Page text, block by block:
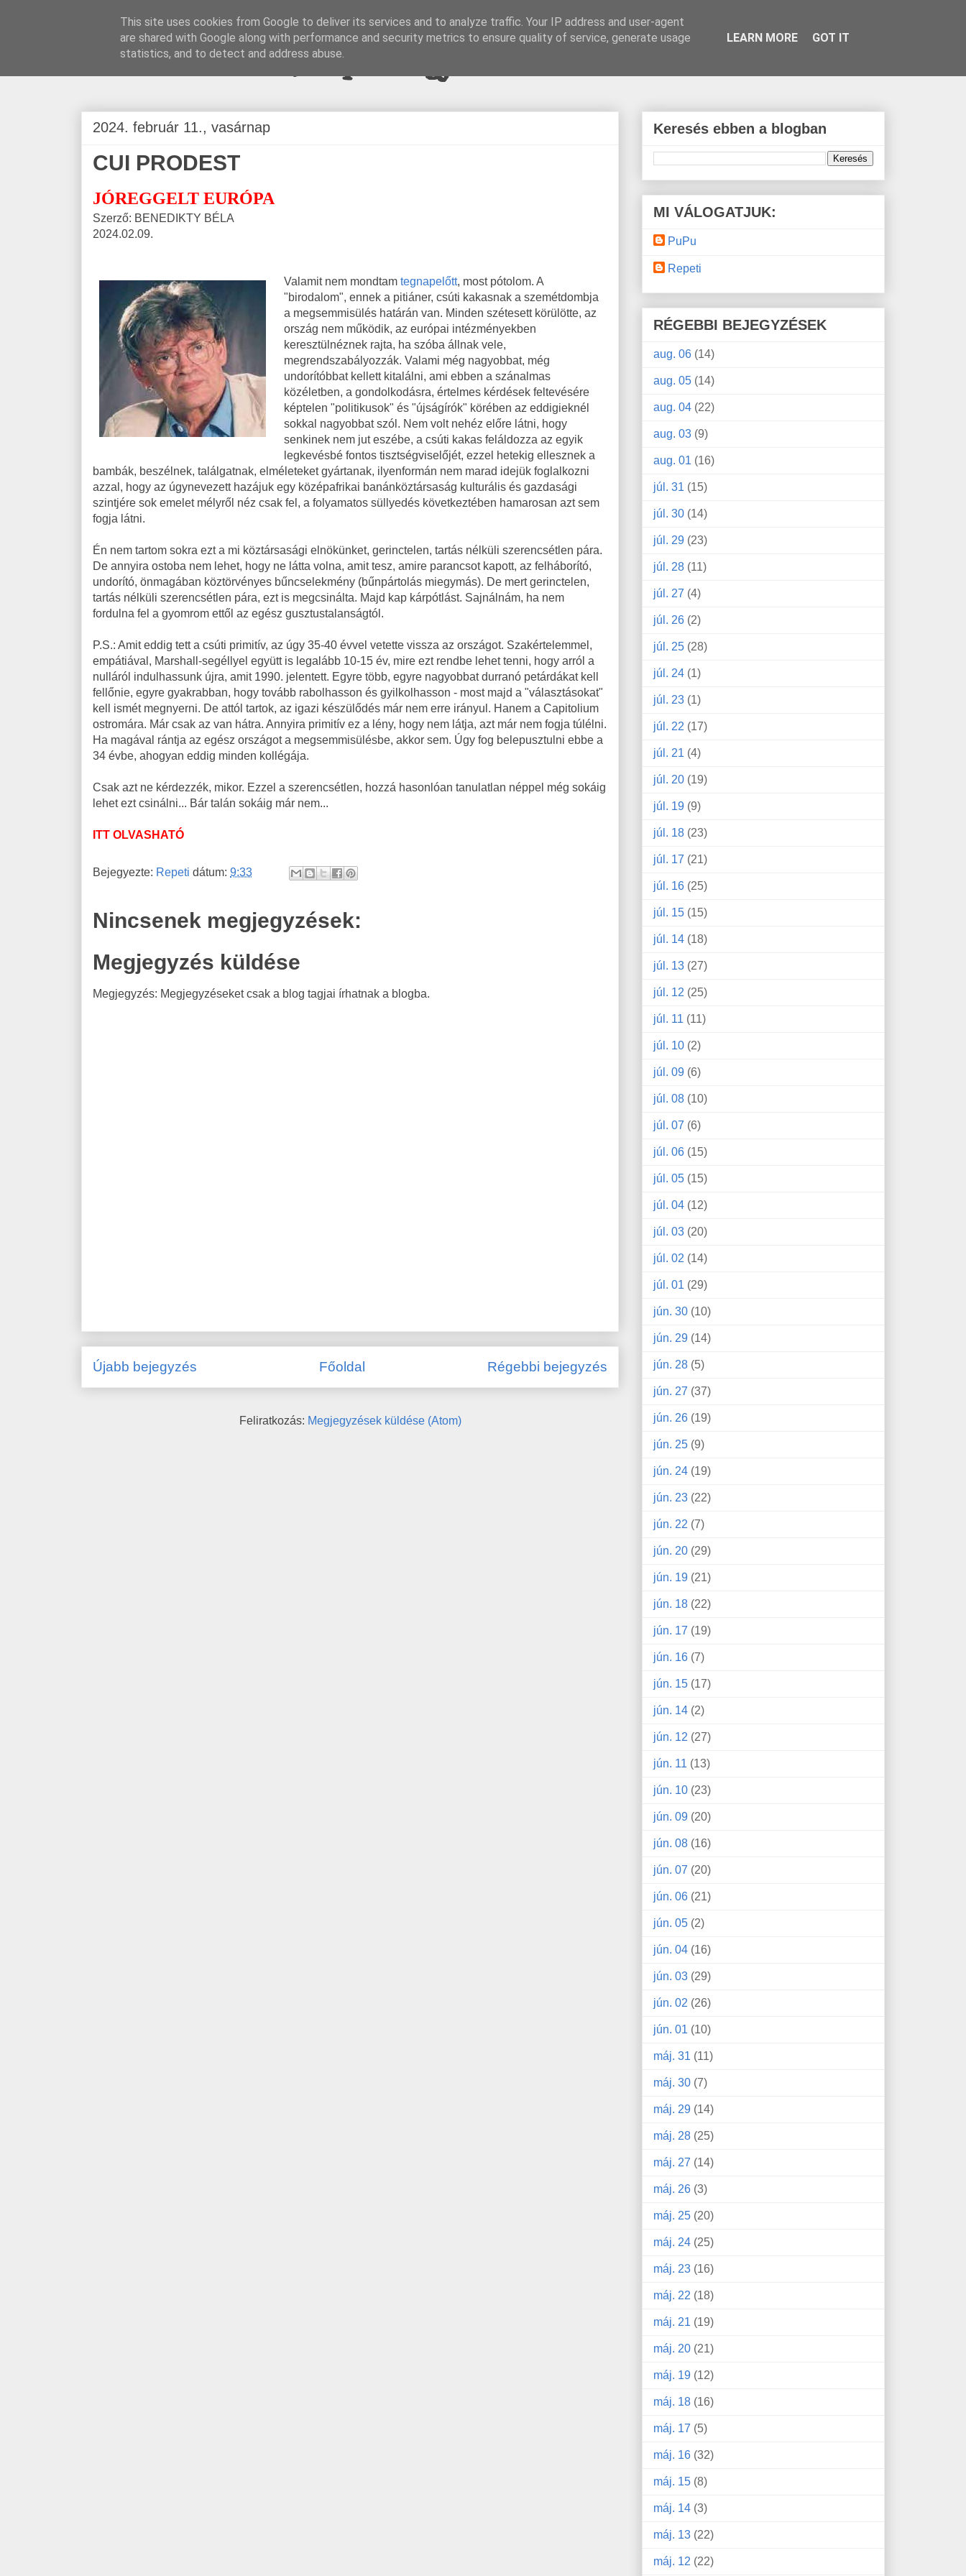
BLOGÁSZAT, napi blogjava
2024. február 11., vasárnap
CUI PRODEST
JÓREGGELT EURÓPA
Szerző: BENEDIKTY BÉLA
2024.02.09.
Valamit nem mondtam tegnapelőtt, most pótolom. A
"birodalom", ennek a pitiáner, csúti kakasnak a szemétdombja
a megsemmisülés határán van. Minden szétesett körülötte, az
ország nem működik, az európai intézményekben
keresztülnéznek rajta, ha szóba állnak vele,
megrendszabályozzák. Valami még nagyobbat, még
undorítóbbat kellett kitalálni, ami ebben a szánalmas
közéletben, a gondolkodásra, értelmes kérdések feltevésére
képtelen "politikusok" és "újságírók" körében az eddigieknél
sokkal nagyobbat szól. Nem volt nehéz előre látni, hogy
senkinek nem jut eszébe, a csúti kakas feláldozza az egyik
legkevésbé fontos tisztségviselőjét, ezzel hetekig ellesznek a
bambák, beszélnek, találgatnak, elméleteket gyártanak, ilyenformán nem marad idejük foglalkozni
azzal, hogy az úgynevezett hazájuk egy középafrikai banánköztársaság kulturális és gazdasági
szintjére sok emelet mélyről néz csak fel, a folyamatos süllyedés következtében hamarosan azt sem
fogja látni.
Én nem tartom sokra ezt a mi köztársasági elnökünket, gerinctelen, tartás nélküli szerencsétlen pára.
De annyira ostoba nem lehet, hogy ne látta volna, amit tesz, amire parancsot kapott, az felháborító,
undorító, önmagában köztörvényes bűncselekmény (bűnpártolás miegymás). De mert gerinctelen,
tartás nélküli szerencsétlen pára, ezt is megcsinálta. Majd kap kárpótlást. Sajnálnám, ha nem
fordulna fel a gyomrom ettől az egész gusztustalanságtól.
P.S.: Amit eddig tett a csúti primitív, az úgy 35-40 évvel vetette vissza az országot. Szakértelemmel,
empátiával, Marshall-segéllyel együtt is legalább 10-15 év, mire ezt rendbe lehet tenni, hogy arról a
nulláról indulhassunk újra, amit 1990. jelentett. Egyre több, egyre nagyobbat durranó petárdákat kell
fellőnie, egyre gyakrabban, hogy tovább rabolhasson és gyilkolhasson - most majd a "választásokat"
kell ismét megnyerni. De attól tartok, az igazi készülődés már nem erre irányul. Hanem a Capitolium
ostromára. Már csak az van hátra. Annyira primitív ez a lény, hogy nem látja, azt már nem fogja túlélni.
Ha magával rántja az egész országot a megsemmisülésbe, akkor sem. Úgy fog belepusztulni ebbe a
34 évbe, ahogyan eddig minden kollégája.
Csak azt ne kérdezzék, mikor. Ezzel a szerencsétlen, hozzá hasonlóan tanulatlan néppel még sokáig
lehet ezt csinálni... Bár talán sokáig már nem...
ITT OLVASHATÓ
Bejegyezte: Repeti dátum: 9:33
Nincsenek megjegyzések:
Megjegyzés küldése
Megjegyzés: Megjegyzéseket csak a blog tagjai írhatnak a blogba.
Újabb bejegyzés Régebbi bejegyzés
Főoldal
Feliratkozás: Megjegyzések küldése (Atom)
Keresés ebben a blogban
MI VÁLOGATJUK:
PuPu
Repeti
RÉGEBBI BEJEGYZÉSEK
aug. 06 (14)
aug. 05 (14)
aug. 04 (22)
aug. 03 (9)
aug. 01 (16)
júl. 31 (15)
júl. 30 (14)
júl. 29 (23)
júl. 28 (11)
júl. 27 (4)
júl. 26 (2)
júl. 25 (28)
júl. 24 (1)
júl. 23 (1)
júl. 22 (17)
júl. 21 (4)
júl. 20 (19)
júl. 19 (9)
júl. 18 (23)
júl. 17 (21)
júl. 16 (25)
júl. 15 (15)
júl. 14 (18)
júl. 13 (27)
júl. 12 (25)
júl. 11 (11)
júl. 10 (2)
júl. 09 (6)
júl. 08 (10)
júl. 07 (6)
júl. 06 (15)
júl. 05 (15)
júl. 04 (12)
júl. 03 (20)
júl. 02 (14)
júl. 01 (29)
jún. 30 (10)
jún. 29 (14)
jún. 28 (5)
jún. 27 (37)
jún. 26 (19)
jún. 25 (9)
jún. 24 (19)
jún. 23 (22)
jún. 22 (7)
jún. 20 (29)
jún. 19 (21)
jún. 18 (22)
jún. 17 (19)
jún. 16 (7)
jún. 15 (17)
jún. 14 (2)
jún. 12 (27)
jún. 11 (13)
jún. 10 (23)
jún. 09 (20)
jún. 08 (16)
jún. 07 (20)
jún. 06 (21)
jún. 05 (2)
jún. 04 (16)
jún. 03 (29)
jún. 02 (26)
jún. 01 (10)
máj. 31 (11)
máj. 30 (7)
máj. 29 (14)
máj. 28 (25)
máj. 27 (14)
máj. 26 (3)
máj. 25 (20)
máj. 24 (25)
máj. 23 (16)
máj. 22 (18)
máj. 21 (19)
máj. 20 (21)
máj. 19 (12)
máj. 18 (16)
máj. 17 (5)
máj. 16 (32)
máj. 15 (8)
máj. 14 (3)
máj. 13 (22)
máj. 12 (22)
This site uses cookies from Google to deliver its services and to analyze traffic. Your IP address and user-agent
are shared with Google along with performance and security metrics to ensure quality of service, generate usage
statistics, and to detect and address abuse.
LEARN MORE GOT IT